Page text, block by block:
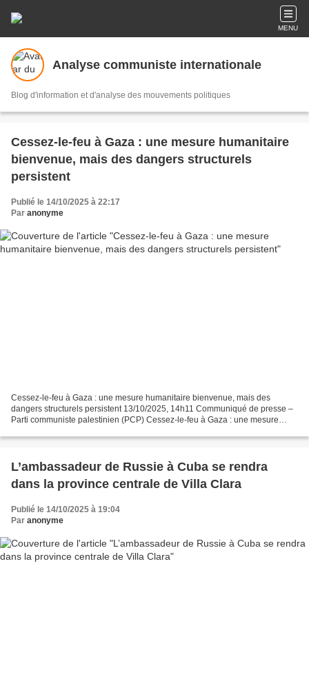
MENU
Analyse communiste internationale
Blog d'information et d'analyse des mouvements politiques
Cessez-le-feu à Gaza : une mesure humanitaire
bienvenue, mais des dangers structurels
persistent
Publié le 14/10/2025 à 22:17
Par anonyme
Cessez-le-feu à Gaza : une mesure humanitaire bienvenue, mais des
dangers structurels persistent 13/10/2025, 14h11 Communiqué de presse –
Parti communiste palestinien (PCP) Cessez-le-feu à Gaza : une mesure
L’ambassadeur de Russie à Cuba se rendra
dans la province centrale de Villa Clara
Publié le 14/10/2025 à 19:04
Par anonyme